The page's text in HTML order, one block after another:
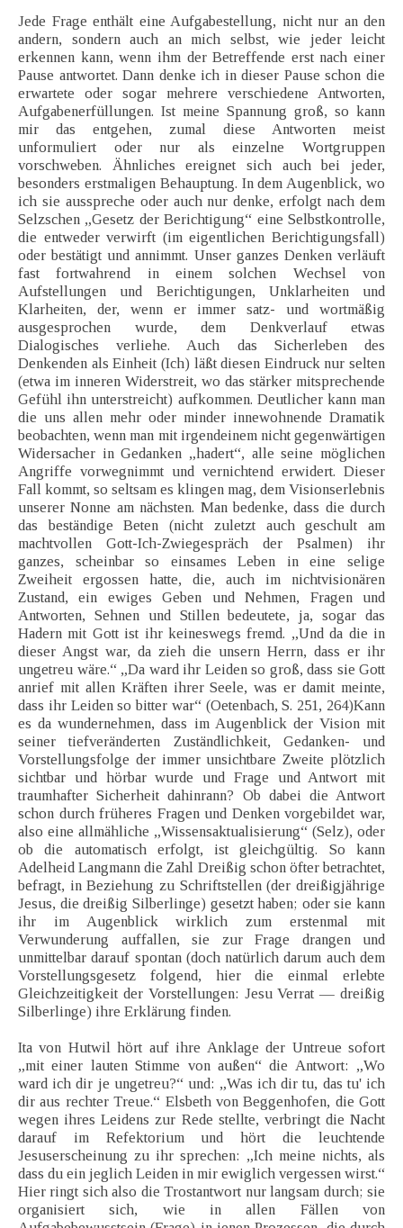
Jede Frage enthält eine Aufgabestellung, nicht nur an den
andern, sondern auch an mich selbst, wie jeder leicht
erkennen kann, wenn ihm der Betreffende erst nach einer
Pause antwortet. Dann denke ich in dieser Pause schon die
erwartete oder sogar mehrere verschiedene Antworten,
Aufgabenerfüllungen. Ist meine Spannung groß, so kann
mir das entgehen, zumal diese Antworten meist
unformuliert oder nur als einzelne Wortgruppen
vorschweben. Ähnliches ereignet sich auch bei jeder,
besonders erstmaligen Behauptung. In dem Augenblick, wo
ich sie ausspreche oder auch nur denke, erfolgt nach dem
Selzschen „Gesetz der Berichtigung“ eine Selbstkontrolle,
die entweder verwirft (im eigentlichen Berichtigungsfall)
oder bestätigt und annimmt. Unser ganzes Denken verläuft
fast fortwahrend in einem solchen Wechsel von
Aufstellungen und Berichtigungen, Unklarheiten und
Klarheiten, der, wenn er immer satz- und wortmäßig
ausgesprochen wurde, dem Denkverlauf etwas
Dialogisches verliehe. Auch das Sicherleben des
Denkenden als Einheit (Ich) läßt diesen Eindruck nur selten
(etwa im inneren Widerstreit, wo das stärker mitsprechende
Gefühl ihn unterstreicht) aufkommen. Deutlicher kann man
die uns allen mehr oder minder innewohnende Dramatik
beobachten, wenn man mit irgendeinem nicht gegenwärtigen
Widersacher in Gedanken „hadert“, alle seine möglichen
Angriffe vorwegnimmt und vernichtend erwidert. Dieser
Fall kommt, so seltsam es klingen mag, dem Visionserlebnis
unserer Nonne am nächsten. Man bedenke, dass die durch
das beständige Beten (nicht zuletzt auch geschult am
machtvollen Gott-Ich-Zwiegespräch der Psalmen) ihr
ganzes, scheinbar so einsames Leben in eine selige
Zweiheit ergossen hatte, die, auch im nichtvisionären
Zustand, ein ewiges Geben und Nehmen, Fragen und
Antworten, Sehnen und Stillen bedeutete, ja, sogar das
Hadern mit Gott ist ihr keineswegs fremd. „Und da die in
dieser Angst war, da zieh die unsern Herrn, dass er ihr
ungetreu wäre.“ „Da ward ihr Leiden so groß, dass sie Gott
anrief mit allen Kräften ihrer Seele, was er damit meinte,
dass ihr Leiden so bitter war“ (Oetenbach, S. 251, 264)Kann
es da wundernehmen, dass im Augenblick der Vision mit
seiner tiefveränderten Zuständlichkeit, Gedanken- und
Vorstellungsfolge der immer unsichtbare Zweite plötzlich
sichtbar und hörbar wurde und Frage und Antwort mit
traumhafter Sicherheit dahinrann? Ob dabei die Antwort
schon durch früheres Fragen und Denken vorgebildet war,
also eine allmähliche „Wissensaktualisierung“ (Selz), oder
ob die automatisch erfolgt, ist gleichgültig. So kann
Adelheid Langmann die Zahl Dreißig schon öfter betrachtet,
befragt, in Beziehung zu Schriftstellen (der dreißigjährige
Jesus, die dreißig Silberlinge) gesetzt haben; oder sie kann
ihr im Augenblick wirklich zum erstenmal mit
Verwunderung auffallen, sie zur Frage drangen und
unmittelbar darauf spontan (doch natürlich darum auch dem
Vorstellungsgesetz folgend, hier die einmal erlebte
Gleichzeitigkeit der Vorstellungen: Jesu Verrat — dreißig
Silberlinge) ihre Erklärung finden.
Ita von Hutwil hört auf ihre Anklage der Untreue sofort
„mit einer lauten Stimme von außen“ die Antwort: „Wo
ward ich dir je ungetreu?“ und: „Was ich dir tu, das tu' ich
dir aus rechter Treue.“ Elsbeth von Beggenhofen, die Gott
wegen ihres Leidens zur Rede stellte, verbringt die Nacht
darauf im Refektorium und hört die leuchtende
Jesuserscheinung zu ihr sprechen: „Ich meine nichts, als
dass du ein jeglich Leiden in mir ewiglich vergessen wirst.“
Hier ringt sich also die Trostantwort nur langsam durch; sie
organisiert sich, wie in allen Fällen von